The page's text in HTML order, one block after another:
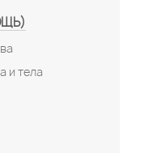
и тела